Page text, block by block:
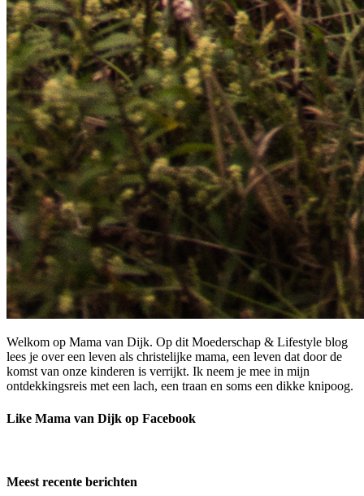
Welkom op Mama van Dijk. Op dit Moederschap & Lifestyle blog
lees je over een leven als christelijke mama, een leven dat door de
komst van onze kinderen is verrijkt. Ik neem je mee in mijn
ontdekkingsreis met een lach, een traan en soms een dikke knipoog.
Like Mama van Dijk op Facebook
Meest recente berichten